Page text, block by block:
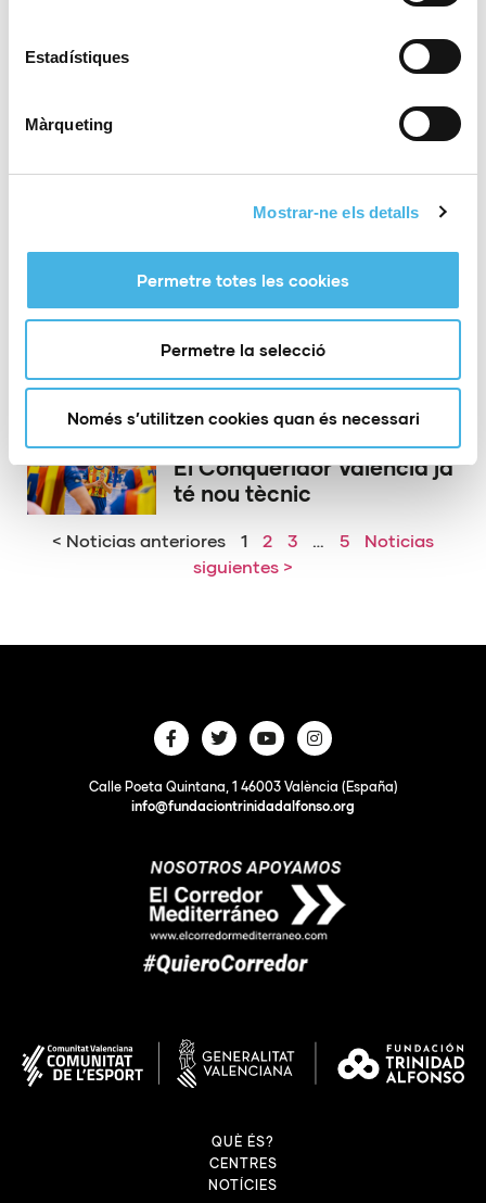
Estadístiques
Màrqueting
Mostrar-ne els detalls
Permetre totes les cookies
Permetre la selecció
Només s’utilitzen cookies quan és necessari
obra l’ascens a Asobal
València tornarà a acollir
El PAS Alcoi acomiada a
dos dels seus herois
d’Europa
21 de maig de 2026
El Conqueridor València ja
té nou tècnic
< Noticias anteriores 1 2 3 … 5
Noticias
siguientes >
Calle Poeta Quintana, 1 46003 València (España)
info@fundaciontrinidadalfonso.org
QUÈ ÉS?
CENTRES
NOTÍCIES